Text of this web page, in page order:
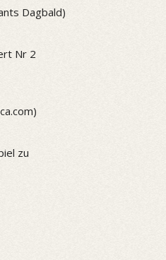
Dagbald)
Nr 2
zu